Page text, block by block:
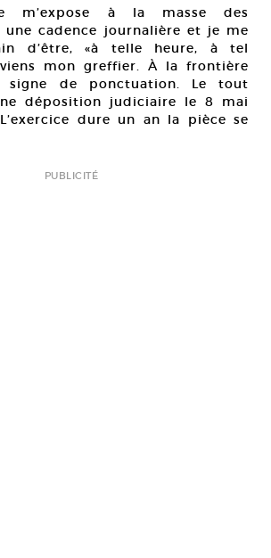
m’expose à la masse des
cadence journalière et je me
d’être, «à telle heure, à tel
mon greffier. À la frontière
signe de ponctuation. Le tout
déposition judiciaire le 8 mai
dure un an la pièce se
PUBLICITÉ